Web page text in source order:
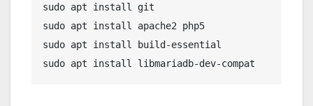
sudo apt install git
sudo apt install apache2 php5
sudo apt install build-essential
sudo apt install libmariadb-dev-compat